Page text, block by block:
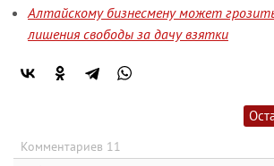
Алтайскому бизнесмену может
лишения свободы за дачу взятки
Комментариев 11